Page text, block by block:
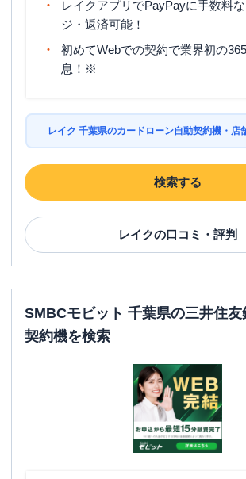
レイクアプリでPayPayに手数料
ジ・返済可能！
初めてWebでの契約で業界初の
息！※
レイク 千葉県のカードローン自動契約機・店
検索する
レイクの口コミ・評判
SMBCモビット 千葉県の三井住
契約機を検索